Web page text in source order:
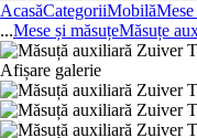
AcasăCategoriiMobilăMese
...Mese și măsuțeMăsuțe
Afișare galerie